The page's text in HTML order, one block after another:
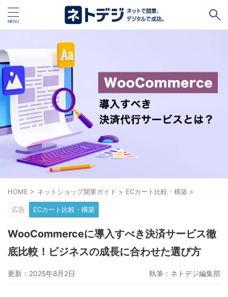
キャッシュレス BASE STORES
ネットショップ開設１vs１ 無料ネットショップ
予約管理システム Shopify
ペライチ キャッシュレス決済端末１vs１
スマレジ
楽天ペイ stera pack WordPress
ハンドメイド販売 ホームページ作成サービス１vs１
グーペ デジタルコンテンツ販売 仕入れサイト
HOME > ネットショップ開業ガイド > ECカート比較・構築 >
広告 ECカート比較・構築
WooCommerceに導入すべき決済サービス徹
底比較！ビジネスの成長に合わせた選び方
更新：2025年8月2日 執筆： ネトデジ編集部